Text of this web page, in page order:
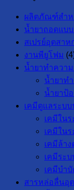
ผลิตภัณฑ์สำห
น้ำยาถอดแบ
สเปรย์อุตสาห
งานพียูโฟม
น้ำยาทำควา
น้ำยาท
น้ำยาป้
เคมีดูแลระบบ
เคมีใน
เคมีใน
เคมีล้า
เคมีระบ
เคมีบำบั
สารหล่อลื่นอุ